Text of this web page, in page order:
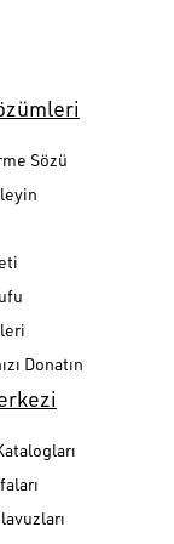
Sözü
Donatın